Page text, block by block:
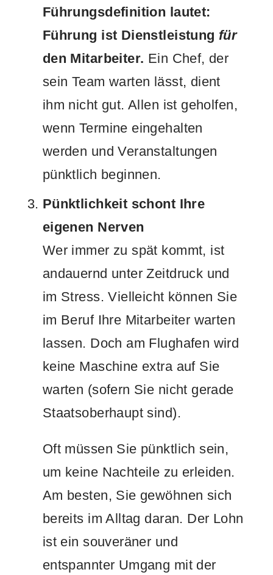
Führungsdefinition lautet:
Führung ist Dienstleistung für
den Mitarbeiter. Ein Chef, der
sein Team warten lässt, dient
ihm nicht gut. Allen ist geholfen,
wenn Termine eingehalten
werden und Veranstaltungen
pünktlich beginnen.
Pünktlichkeit schont Ihre
eigenen Nerven
Wer immer zu spät kommt, ist
andauernd unter Zeitdruck und
im Stress. Vielleicht können Sie
im Beruf Ihre Mitarbeiter warten
lassen. Doch am Flughafen wird
keine Maschine extra auf Sie
warten (sofern Sie nicht gerade
Staatsoberhaupt sind).
Oft müssen Sie pünktlich sein,
um keine Nachteile zu erleiden.
Am besten, Sie gewöhnen sich
bereits im Alltag daran. Der Lohn
ist ein souveräner und
entspannter Umgang mit der